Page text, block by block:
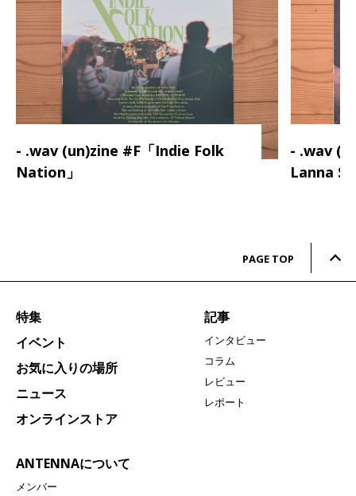
- .wav (un)zine #F「Indie Folk
Nation」
- .wav
Lanna
PAGE TOP
特集
イベント
お気に入りの場所
ニュース
オンラインストア
ANTENNAについて
メンバー
記事
インタビュー
コラム
レビュー
レポート